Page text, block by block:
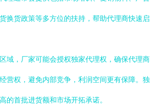
换货政策等多方位的扶持，帮助代理商快速启
域，厂家可能会授权独家代理权，确保代理商
营权，避免内部竞争，利润空间更有保障。独
的首批进货额和市场开拓承诺。